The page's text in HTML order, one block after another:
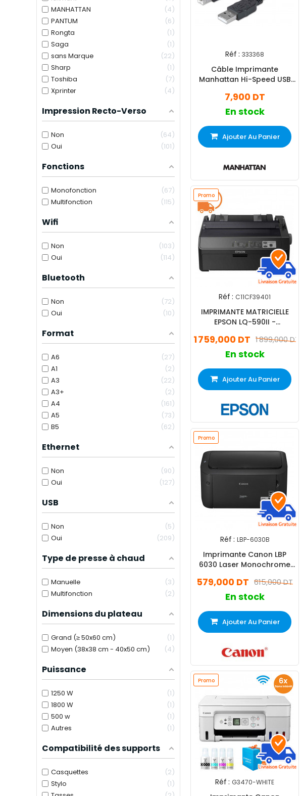
MANHATTAN
4
PANTUM
6
Rongta
1
Saga
1
sans Marque
22
Sharp
1
Toshiba
7
Xprinter
4
Impression Recto-Verso
Non
64
Oui
101
Fonctions
Monofonction
67
Multifonction
115
Wifi
Non
103
Oui
114
Bluetooth
Non
72
Oui
10
Format
A6
27
A1
2
A3
22
A3+
2
A4
161
A5
73
B5
62
Ethernet
Non
90
Oui
127
USB
Non
5
Oui
209
Type de presse à chaud
Manuelle
3
Multifonction
2
Dimensions du plateau
Grand (≥ 50x60 cm)
1
Moyen (38x38 cm - 40x50 cm)
4
Puissance
1250 W
1
1800 W
1
500 w
1
Autres
1
Compatibilité des supports
Casquettes
2
Stylo
1
Réf : 333368
Câble Imprimante
Manhattan Hi-Speed USB
7,900 DT
En stock
Ajouter Au Panier
Promo
Réf : C11CF39401
IMPRIMANTE MATRICIELLE
EPSON LQ-590II -
1 899,000 DT
1 759,000 DT
En stock
Ajouter Au Panier
Promo
Réf : LBP-6030B
Imprimante Canon LBP
6030 Laser Monochrome
615,000 DT
579,000 DT
En stock
Ajouter Au Panier
Promo
Réf : G3470-WHITE